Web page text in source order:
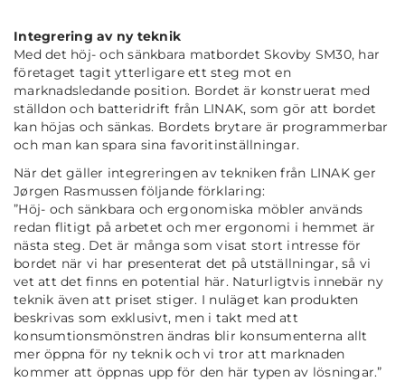
Integrering av ny teknik
Med det höj- och sänkbara matbordet Skovby SM30, har
företaget tagit ytterligare ett steg mot en
marknadsledande position. Bordet är konstruerat med
ställdon och batteridrift från LINAK, som gör att bordet
kan höjas och sänkas. Bordets brytare är programmerbar
och man kan spara sina favoritinställningar.
När det gäller integreringen av tekniken från LINAK ger
Jørgen Rasmussen följande förklaring:
”Höj- och sänkbara och ergonomiska möbler används
redan flitigt på arbetet och mer ergonomi i hemmet är
nästa steg. Det är många som visat stort intresse för
bordet när vi har presenterat det på utställningar, så vi
vet att det finns en potential här. Naturligtvis innebär ny
teknik även att priset stiger. I nuläget kan produkten
beskrivas som exklusivt, men i takt med att
konsumtionsmönstren ändras blir konsumenterna allt
mer öppna för ny teknik och vi tror att marknaden
kommer att öppnas upp för den här typen av lösningar.”